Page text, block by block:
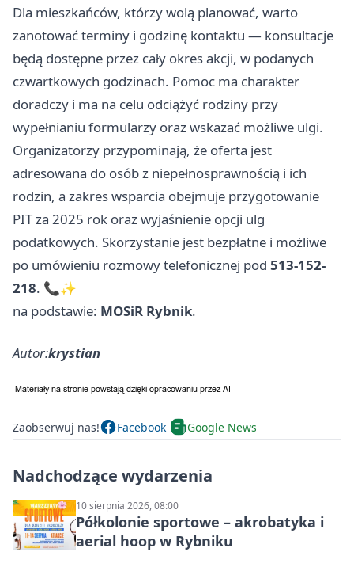
Dla mieszkańców, którzy wolą planować, warto
zanotować terminy i godzinę kontaktu — konsultacje
będą dostępne przez cały okres akcji, w podanych
czwartkowych godzinach. Pomoc ma charakter
doradczy i ma na celu odciążyć rodziny przy
wypełnianiu formularzy oraz wskazać możliwe ulgi.
Organizatorzy przypominają, że oferta jest
adresowana do osób z niepełnosprawnością i ich
rodzin, a zakres wsparcia obejmuje przygotowanie
PIT za 2025 rok oraz wyjaśnienie opcji ulg
podatkowych. Skorzystanie jest bezpłatne i możliwe
po umówieniu rozmowy telefonicznej pod 513-152-
218. 📞✨
na podstawie: MOSiR Rybnik.
Autor:krystian
Zaobserwuj nas! Facebook Google News
Nadchodzące wydarzenia
10 sierpnia 2026, 08:00
Półkolonie sportowe – akrobatyka i
aerial hoop w Rybniku